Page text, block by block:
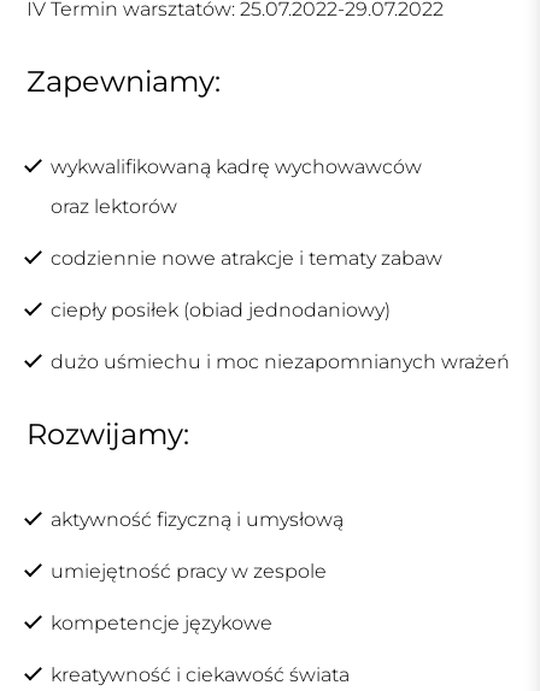
IV Termin warsztatów: 25.07.2022-29.07.2022
Zapewniamy:
wykwalifikowaną kadrę wychowawców
oraz lektorów
codziennie nowe atrakcje i tematy zabaw
ciepły posiłek (obiad jednodaniowy)
dużo uśmiechu i moc niezapomnianych wrażeń
Rozwijamy:
aktywność fizyczną i umysłową
umiejętność pracy w zespole
kompetencje językowe
kreatywność i ciekawość świata